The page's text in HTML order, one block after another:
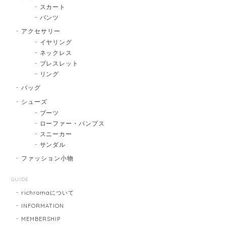
スカート
パンツ
アクセサリー
イヤリング
ネックレス
ブレスレット
リング
バッグ
シューズ
ブーツ
ローファー・パンプス
スニーカー
サンダル
ファッション小物
GUIDE
richromaについて
INFORMATION
MEMBERSHIP